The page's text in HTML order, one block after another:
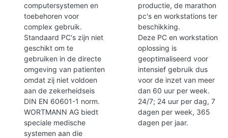
computersystemen en
toebehoren voor
complex gebruik.
Standaard PC's zijn niet
geschikt om te
gebruiken in de directe
omgeving van patienten
omdat zij niet voldoen
aan de zekerheidseis
DIN EN 60601-1 norm.
WORTMANN AG biedt
speciale medische
systemen aan die
productie, de marathon
pc's en workstations ter
beschikking.
Deze PC en workstation
oplossing is
geoptimaliseerd voor
intensief gebruik dus
voor de inzet van meer
dan 60 uur per week.
24/7; 24 uur per dag, 7
dagen per week, 365
dagen per jaar.